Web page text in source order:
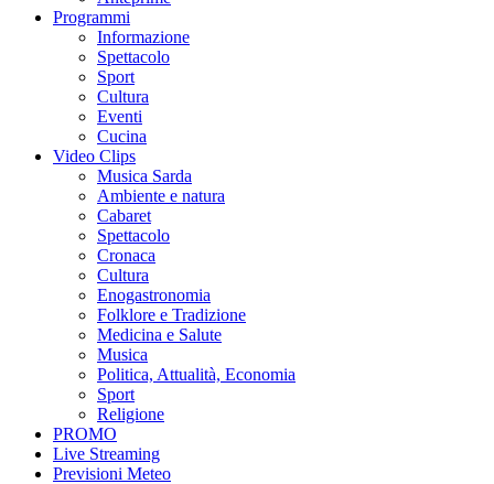
Programmi
Informazione
Spettacolo
Sport
Cultura
Eventi
Cucina
Video Clips
Musica Sarda
Ambiente e natura
Cabaret
Spettacolo
Cronaca
Cultura
Enogastronomia
Folklore e Tradizione
Medicina e Salute
Musica
Politica, Attualità, Economia
Sport
Religione
PROMO
Live Streaming
Previsioni Meteo